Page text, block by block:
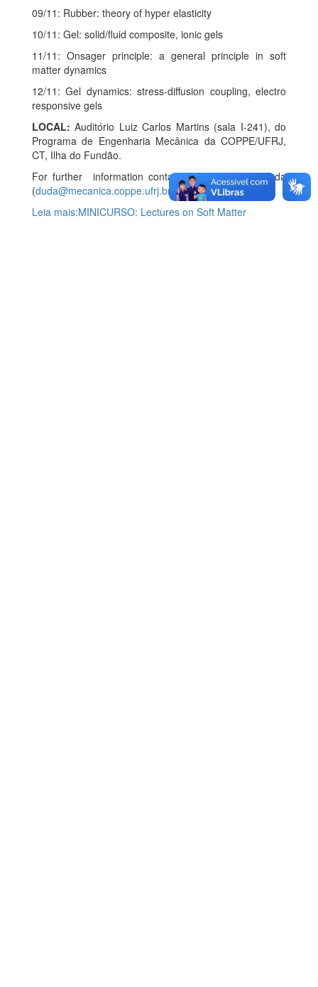
09/11: Rubber: theory of hyper elasticity
10/11: Gel: solid/fluid composite, ionic gels
11/11: Onsager principle: a general principle in soft
matter dynamics
12/11: Gel dynamics: stress-diffusion coupling, electro
responsive gels
LOCAL: Auditório Luiz Carlos Martins (sala I-241), do
Programa de Engenharia Mecânica da COPPE/UFRJ,
CT, Ilha do Fundão.
For further information contact Prof. Fernando Duda
(duda@mecanica.coppe.ufrj.br
Leia mais:MINICURSO: Lectures on Soft Matter